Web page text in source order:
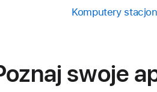
Komputery
swoje